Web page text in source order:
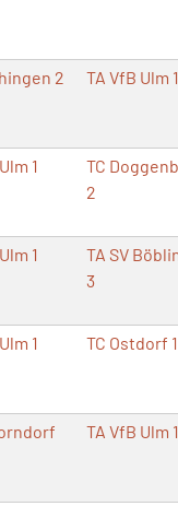
2 TA VfB Ulm 1
1
TC
2
1
TA SV
3
1 TC Ostdorf 1
TA VfB Ulm 1